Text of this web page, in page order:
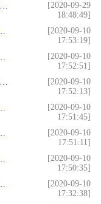
[2020-09-29
18:48:49]
[2020-09-10
17:53:19]
[2020-09-10
17:52:51]
[2020-09-10
17:52:13]
[2020-09-10
17:51:45]
[2020-09-10
17:51:11]
[2020-09-10
17:50:35]
[2020-09-10
17:32:38]